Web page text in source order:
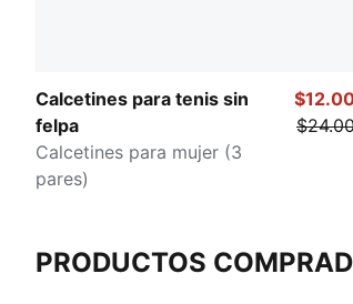
Calcetines para tenis sin
felpa
Calcetines para mujer (3
pares)
PRODUCTOS